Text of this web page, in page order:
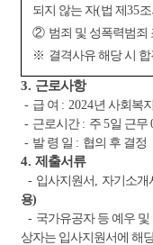
되지 않는 자(법 제35
② 범죄 및 성폭력범죄
※ 결격사유 해당 시
3. 근로사항
- 급 여 : 2024년 사회복
- 근로시간 : 주5일 근무
- 발 령 일 : 협의 후 결정
4.제출서류
- 입사지원서 자기소개
용)
- 국가유공자 등 예우
상자는 입사지원서에 해